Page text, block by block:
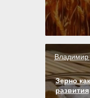
Владимир
Зерно
развития